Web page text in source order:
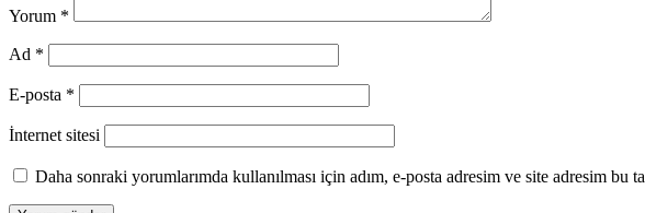
Yorum *
Ad *
E-posta *
İnternet sitesi
Daha sonraki yorumlarımda kullanılması için adım, e-posta adresim ve site adresim bu